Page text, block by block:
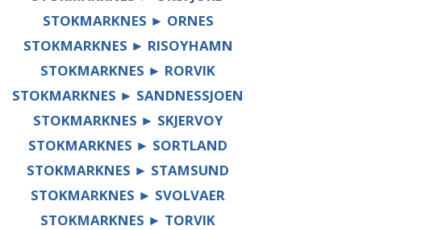
STOKMARKNES ► ORNES
STOKMARKNES ► RISOYHAMN
STOKMARKNES ► RORVIK
STOKMARKNES ► SANDNESSJOEN
STOKMARKNES ► SKJERVOY
STOKMARKNES ► SORTLAND
STOKMARKNES ► STAMSUND
STOKMARKNES ► SVOLVAER
STOKMARKNES ► TORVIK